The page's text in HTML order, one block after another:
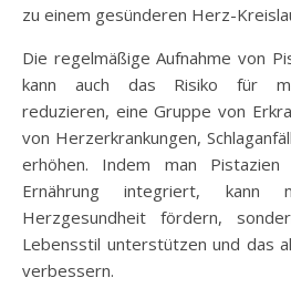
zu einem gesünderen Herz-
Die regelmäßige Aufnahme von
kann auch das Risiko für
reduzieren, eine Gruppe von
von Herzerkrankungen,
erhöhen. Indem man
Ernährung integriert,
Herzgesundheit fördern,
Lebensstil unterstützen und das
verbessern.